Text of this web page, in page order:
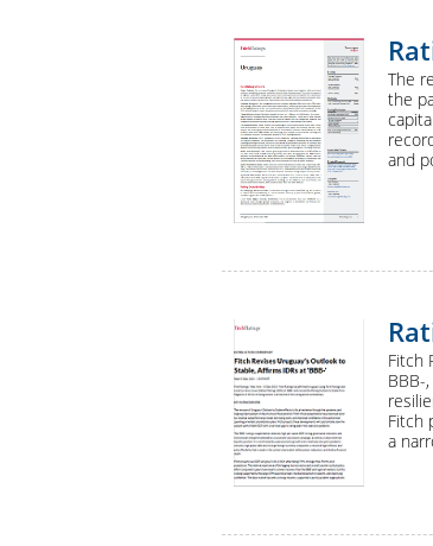
The
the
and
Fitch
BBB-
Fitch
a